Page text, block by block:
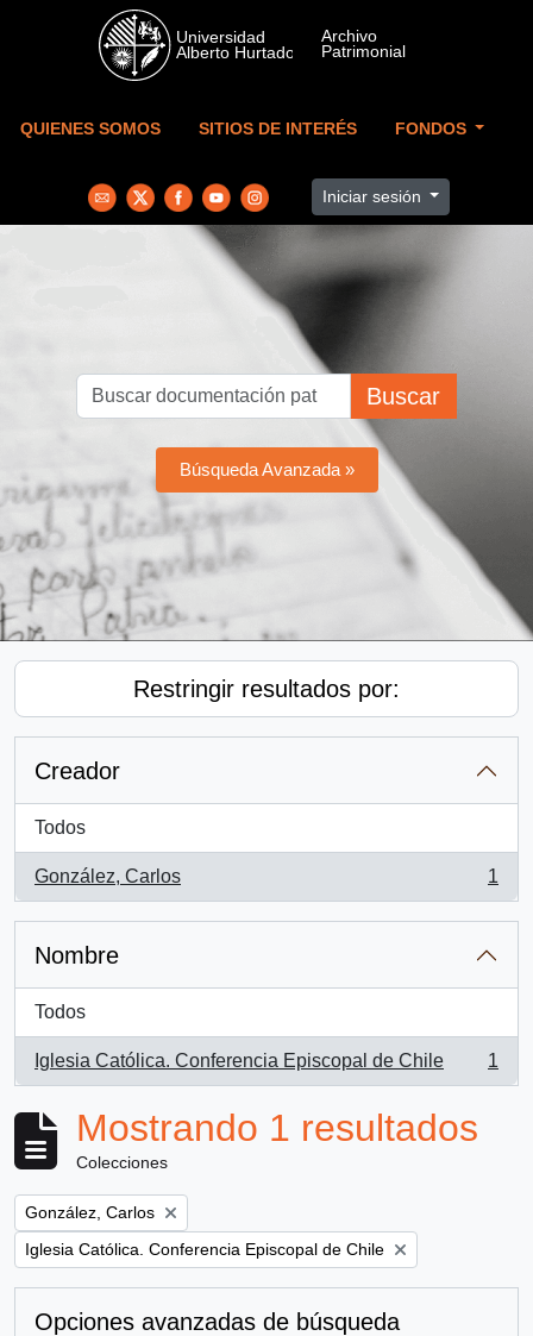
Skip to main content
QUIENES SOMOS SITIOS DE INTERÉS FONDOS
Iniciar sesión
Buscar
Búsqueda Avanzada »
Restringir resultados por:
Creador
Todos
González, Carlos
, 1 resultados
1
Nombre
Todos
Iglesia Católica. Conferencia Episcopal de Chile
, 1 resultados
1
Mostrando 1 resultados
Colecciones
Remove filter:
González, Carlos
Remove filter:
Iglesia Católica. Conferencia Episcopal de Chile
Opciones avanzadas de búsqueda